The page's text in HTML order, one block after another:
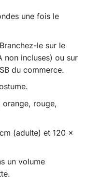
une fois le
le sur le
non incluses) ou sur
du commerce.
rouge,
(adulte) et 120 x
un volume